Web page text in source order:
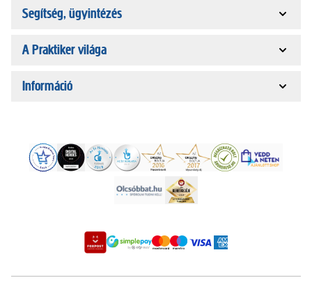
Segítség, ügyintézés
A Praktiker világa
Információ